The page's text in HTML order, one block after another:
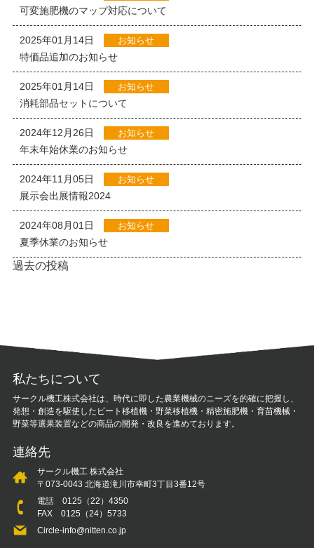
可変施肥機のマップ対応について
2025年01月14日 お知らせ
特価品追加のお知らせ
2025年01月14日 お知らせ
消耗部品セットについて
2024年12月26日 お知らせ
年末年始休業のお知らせ
2024年11月05日 お知らせ
展示会出展情報2024
2024年08月01日 お知らせ
夏季休業のお知らせ
投
ー
ョ
ン
過去の投稿
私たちについて
サークル機工株式会社は、時代に即した農業機械のニーズを的確に把握し、
発想・創造を駆使したビート移植機・野菜移植機・精密施肥機・育苗機械・
野菜等選果装置などの商品の開発・改良を進めております。
連絡先
サークル機工 株式会社
〒073-0043 北海道滝川市幸町3丁目3番12号
電話 0125（22）4350
FAX 0125（24）5733
Circle-info@nitten.co.jp